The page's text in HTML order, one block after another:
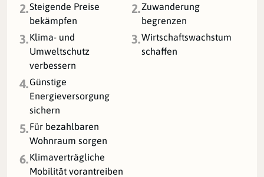
2.Steigende Preise
bekämpfen
2.Zuwanderung
begrenzen
3.Klima- und
Umweltschutz
verbessern
3.Wirtschaftswachstum
schaffen
4.Günstige
Energieversorgung
sichern
5.Für bezahlbaren
Wohnraum sorgen
6.Klimaverträgliche
Mobilität vorantreiben